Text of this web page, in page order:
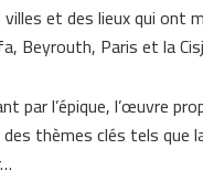
et des lieux qui ont
Beyrouth, Paris et la
par l’épique, l’œuvre
thèmes clés tels que